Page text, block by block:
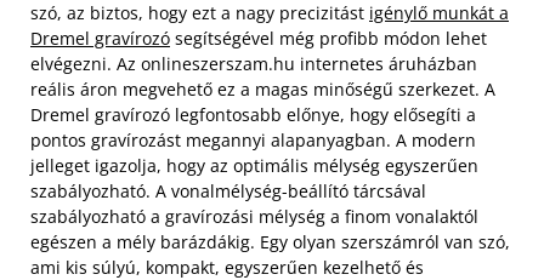
szó, az biztos, hogy ezt a nagy precizitást igénylő munkát a
Dremel gravírozó segítségével még profibb módon lehet
elvégezni. Az onlineszerszam.hu internetes áruházban
reális áron megvehető ez a magas minőségű szerkezet. A
Dremel gravírozó legfontosabb előnye, hogy elősegíti a
pontos gravírozást megannyi alapanyagban. A modern
jelleget igazolja, hogy az optimális mélység egyszerűen
szabályozható. A vonalmélység-beállító tárcsával
szabályozható a gravírozási mélység a finom vonalaktól
egészen a mély barázdákig. Egy olyan szerszámról van szó,
ami kis súlyú, kompakt, egyszerűen kezelhető és